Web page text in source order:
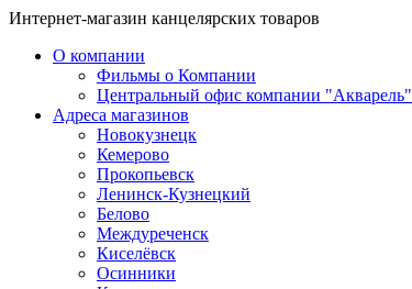
Интернет-магазин канцелярских товаров
О компании
Фильмы о Компании
Центральный офис компании "Акварель"
Адреса магазинов
Новокузнецк
Кемерово
Прокопьевск
Ленинск-Кузнецкий
Белово
Междуреченск
Киселёвск
Осинники